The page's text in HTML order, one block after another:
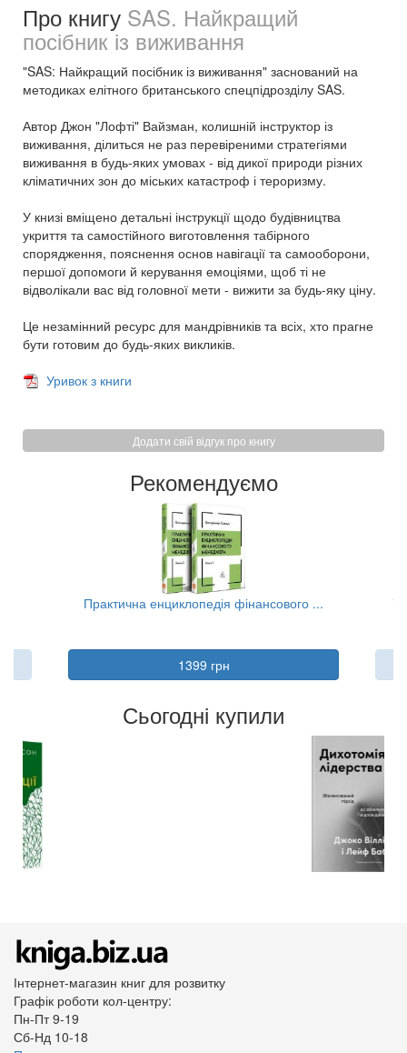
Про книгу SAS. Найкращий
посібник із виживання
"SAS: Найкращий посібник із виживання" заснований на
методиках елітного британського спецпідрозділу SAS.
Автор Джон "Лофті" Вайзман, колишній інструктор із
виживання, ділиться не раз перевіреними стратегіями
виживання в будь-яких умовах - від дикої природи різних
кліматичних зон до міських катастроф і тероризму.
У книзі вміщено детальні інструкції щодо будівництва
укриття та самостійного виготовлення табірного
спорядження, пояснення основ навігації та самооборони,
першої допомоги й керування емоціями, щоб ті не
відволікали вас від головної мети - вижити за будь-яку ціну.
Це незамінний ресурс для мандрівників та всіх, хто прагне
бути готовим до будь-яких викликів.
Уривок з книги
Додати свій відгук про книгу
Рекомендуємо
Практична енциклопедія фінансового ...
1399 грн
Сьогодні купили
Інтернет-магазин книг для розвитку
Графік роботи кол-центру:
Пн-Пт 9-19
Сб-Нд 10-18